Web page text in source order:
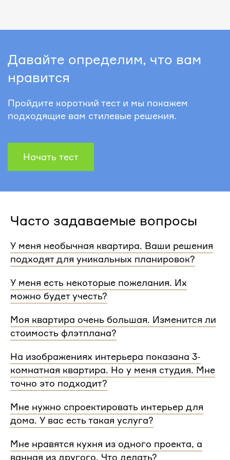
Давайте определим, что вам
нравится
Пройдите короткий тест и мы покажем
подходящие вам стилевые решения.
Начать тест
Часто задаваемые вопросы
У меня необычная квартира. Ваши решения
подходят для уникальных планировок?
планировки и учтем особенности вашей
квартиры.
У меня есть некоторые пожелания. Их
можно будет учесть?
согласуем с вами планировочное решение,
расстановку мебели и важные детали. Вы
дизайнером Flatplan
Моя квартира очень большая. Изменится ли
стоимость флэтплана?
площади. Однако если у вас многоэтажный дом
или квартира, нужно будет купить флэтплан для
каждого этажа.
На изображениях интерьера показана 3-
комнатная квартира. Но у меня студия. Мне
точно это подходит?
и учитываем все детали. Любой стиль интерьера
на нашем сайте может быть адаптирован для
количеством комнат
Мне нужно спроектировать интерьер для
дома. У вас есть такая услуга?
квартир, но и для домов. Стоимость также не
зависит от площади. Однако если у вас в доме
Мне нравятся кухня из одного проекта, а
ванная из другого. Что делать?